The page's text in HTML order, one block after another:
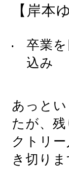
【岸本
卒業
込み
あっと
たが、
クトリ
き切りま